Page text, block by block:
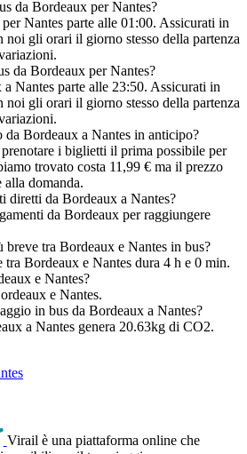
da Bordeaux per Nantes?
Nantes parte alle 01:00. Assicurati in
noi gli orari il giorno stesso della partenza
da Bordeaux per Nantes?
Nantes parte alle 23:50. Assicurati in
noi gli orari il giorno stesso della partenza
Bordeaux a Nantes in anticipo?
i biglietti il prima possibile per
trovato costa 11,99 € ma il prezzo
alla domanda.
diretti da Bordeaux a Nantes?
da Bordeaux per raggiungere
tra Bordeaux e Nantes in bus?
Bordeaux e Nantes dura 4 h e 0 min.
e Nantes?
e Nantes.
in bus da Bordeaux a Nantes?
a Nantes genera 20.63kg di CO2.
Virail è una piattaforma online che